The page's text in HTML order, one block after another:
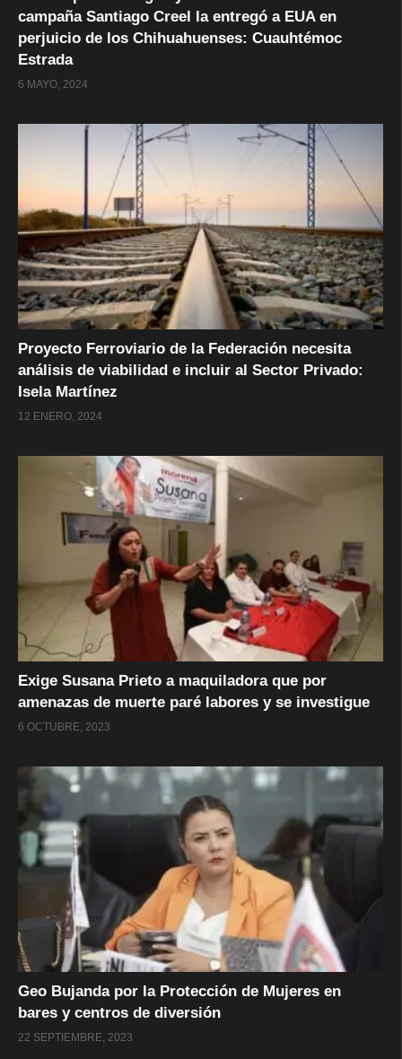
campaña Santiago Creel la entregó a EUA en
perjuicio de los Chihuahuenses: Cuauhtémoc
Estrada
6 MAYO, 2024
Proyecto Ferroviario de la Federación necesita
análisis de viabilidad e incluir al Sector Privado:
Isela Martínez
12 ENERO, 2024
Exige Susana Prieto a maquiladora que por
amenazas de muerte paré labores y se investigue
6 OCTUBRE, 2023
Geo Bujanda por la Protección de Mujeres en
bares y centros de diversión
22 SEPTIEMBRE, 2023